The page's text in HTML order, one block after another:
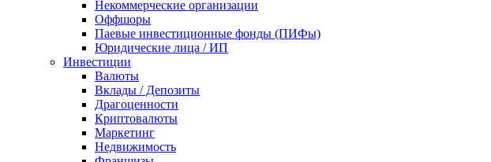
Некоммерческие организации
Оффшоры
Паевые инвестиционные фонды (ПИФы)
Юридические лица / ИП
Инвестиции
Валюты
Вклады / Депозиты
Драгоценности
Криптовалюты
Маркетинг
Недвижимость